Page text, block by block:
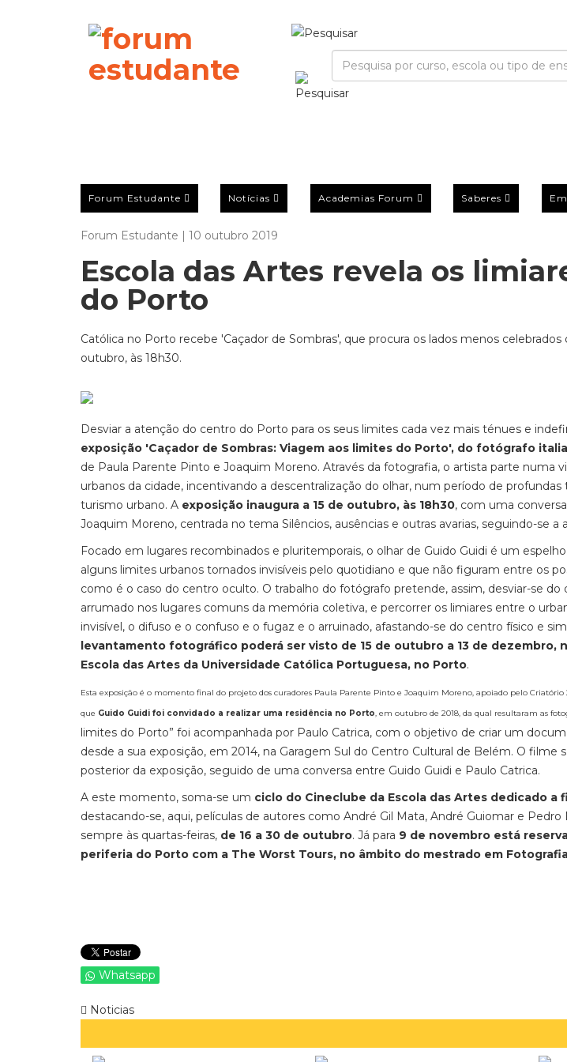
Forum Estudante Notícias Academias Forum Saberes
Forum Estudante | 10 outubro 2019
Escola das Artes revela os
do Porto
Católica no Porto recebe 'Caçador de Sombras', que procura os lados menos celebrados
outubro, às 18h30.
Desviar a atenção do centro do Porto para os seus limites cada vez mais ténues e
exposição 'Caçador de Sombras: Viagem aos limites do Porto', do fotógrafo
de Paula Parente Pinto e Joaquim Moreno. Através da fotografia, o artista parte numa
urbanos da cidade, incentivando a descentralização do olhar, num período de
turismo urbano. A exposição inaugura a 15 de outubro, às 18h30, com uma
Joaquim Moreno, centrada no tema Silêncios, ausências e outras avarias, seguindo-se a
Focado em lugares recombinados e pluritemporais, o olhar de Guido Guidi é um
alguns limites urbanos tornados invisíveis pelo quotidiano e que não figuram entre os
como é o caso do centro oculto. O trabalho do fotógrafo pretende, assim, desviar-se do
arrumado nos lugares comuns da memória coletiva, e percorrer os limiares entre o
invisível, o difuso e o confuso e o fugaz e o arruinado, afastando-se do centro físico e
levantamento fotográfico poderá ser visto de 15 de outubro a 13 de dezembro,
Escola das Artes da Universidade Católica Portuguesa, no Porto.
Esta exposição é o momento final do projeto dos curadores Paula Parente Pinto e Joaquim Moreno, apoiado pelo Criatório
que Guido Guidi foi convidado a realizar uma residência no Porto, em outubro de 2018, da qual resultaram as
limites do Porto” foi acompanhada por Paulo Catrica, com o objetivo de criar um
desde a sua exposição, em 2014, na Garagem Sul do Centro Cultural de Belém. O
posterior da exposição, seguido de uma conversa entre Guido Guidi e Paulo Catrica.
A este momento, soma-se um ciclo do Cineclube da Escola das Artes dedicado a
destacando-se, aqui, películas de autores como André Gil Mata, André Guiomar e
sempre às quartas-feiras, de 16 a 30 de outubro. Já para 9 de novembro está
periferia do Porto com a The Worst Tours, no âmbito do mestrado em
Whatsapp
Noticias